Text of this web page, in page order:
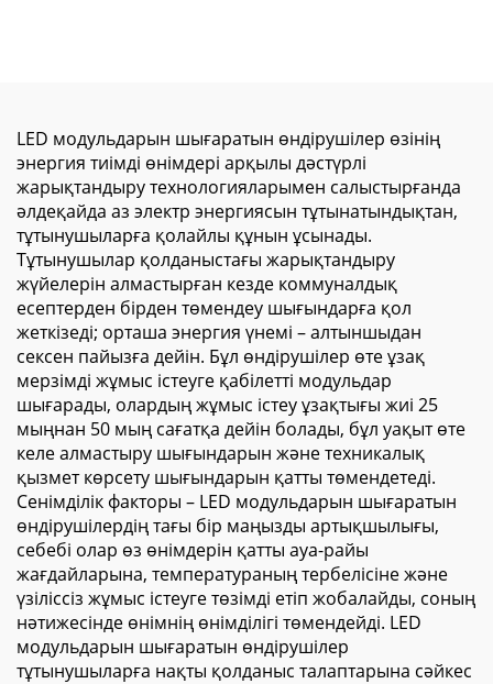
мата жарық жәшігі
LED модульдарын шығаратын өндірушілер өзінің
энергия тиімді өнімдері арқылы дәстүрлі
жарықтандыру технологияларымен салыстырғанда
әлдеқайда аз электр энергиясын тұтынатындықтан,
тұтынушыларға қолайлы құнын ұсынады.
Тұтынушылар қолданыстағы жарықтандыру
жүйелерін алмастырған кезде коммуналдық
есептерден бірден төмендеу шығындарға қол
жеткізеді; орташа энергия үнемі – алтыншыдан
сексен пайызға дейін. Бұл өндірушілер өте ұзақ
мерзімді жұмыс істеуге қабілетті модульдар
шығарады, олардың жұмыс істеу ұзақтығы жиі 25
мыңнан 50 мың сағатқа дейін болады, бұл уақыт өте
келе алмастыру шығындарын және техникалық
қызмет көрсету шығындарын қатты төмендетеді.
Сенімділік факторы – LED модульдарын шығаратын
өндірушілердің тағы бір маңызды артықшылығы,
себебі олар өз өнімдерін қатты ауа-райы
жағдайларына, температураның тербелісіне және
үзіліссіз жұмыс істеуге төзімді етіп жобалайды, соның
нәтижесінде өнімнің өнімділігі төмендейді. LED
модульдарын шығаратын өндірушілер
тұтынушыларға нақты қолданыс талаптарына сәйкес